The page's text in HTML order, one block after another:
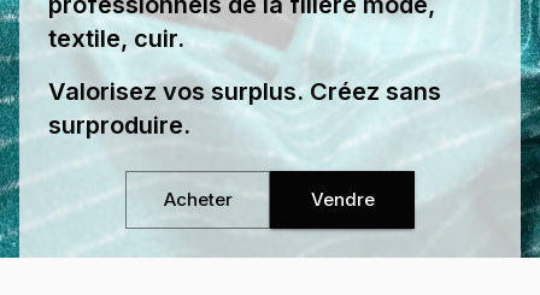
textile, cuir.
Valorisez vos surplus. Créez sans
surproduire.
Acheter Vendre